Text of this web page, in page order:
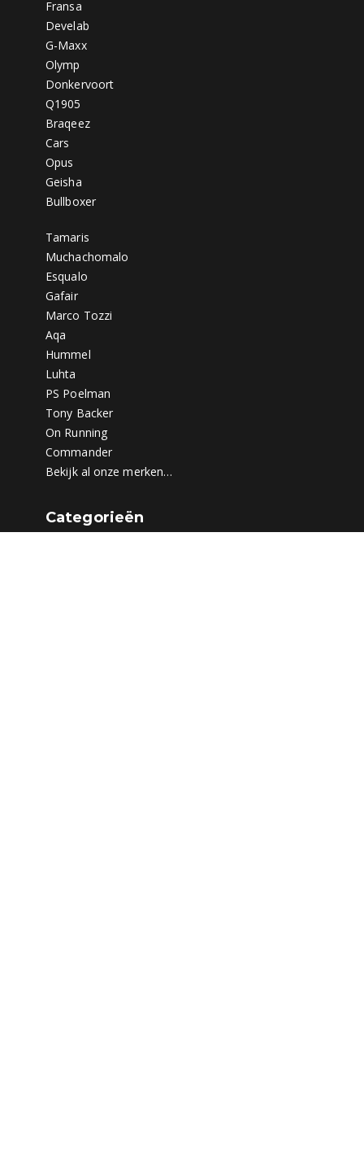
Fransa
Develab
G-Maxx
Olymp
Donkervoort
Q1905
Braqeez
Cars
Opus
Geisha
Bullboxer
Tamaris
Muchachomalo
Esqualo
Gafair
Marco Tozzi
Aqa
Hummel
Luhta
PS Poelman
Tony Backer
On Running
Commander
Bekijk al onze merken…
Categorieën